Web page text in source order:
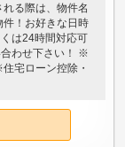
る際は、物件名
！お好きな日時
は24時間対応可
わせ下さい！ ※
宅ローン控除・